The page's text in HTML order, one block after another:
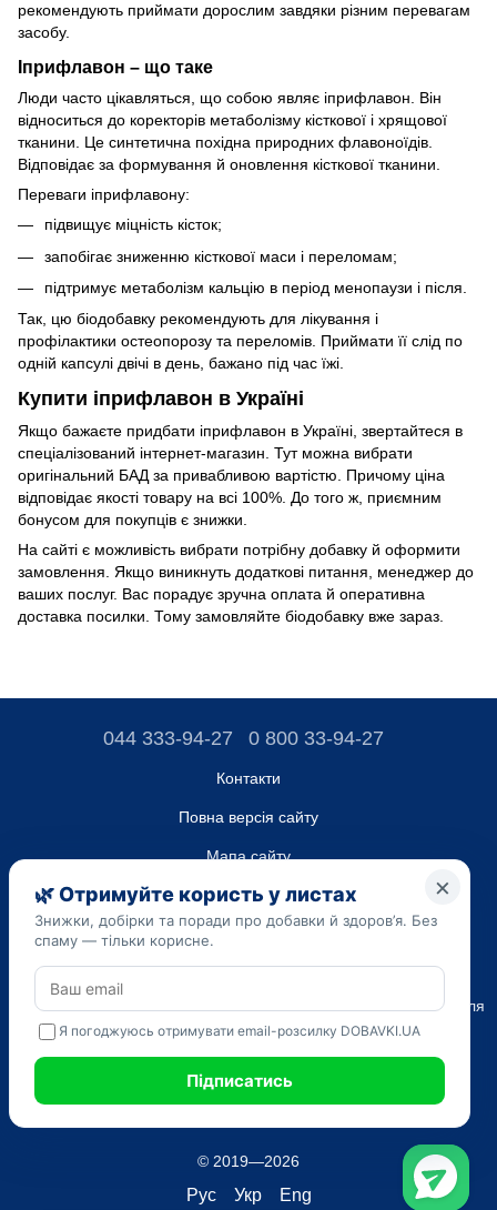
рекомендують приймати дорослим завдяки різним перевагам
засобу.
Іприфлавон – що таке
Люди часто цікавляться, що собою являє іприфлавон. Він
відноситься до коректорів метаболізму кісткової і хрящової
тканини. Це синтетична похідна природних флавоноїдів.
Відповідає за формування й оновлення кісткової тканини.
Переваги іприфлавону:
підвищує міцність кісток;
запобігає зниженню кісткової маси і переломам;
підтримує метаболізм кальцію в період менопаузи і після.
Так, цю біодобавку рекомендують для лікування і
профілактики остеопорозу та переломів. Приймати її слід по
одній капсулі двічі в день, бажано під час їжі.
Купити іприфлавон в Україні
Якщо бажаєте придбати іприфлавон в Україні, звертайтеся в
спеціалізований інтернет-магазин. Тут можна вибрати
оригінальний БАД за привабливою вартістю. Причому ціна
відповідає якості товару на всі 100%. До того ж, приємним
бонусом для покупців є знижки.
На сайті є можливість вибрати потрібну добавку й оформити
замовлення. Якщо виникнуть додаткові питання, менеджер до
ваших послуг. Вас порадує зручна оплата й оперативна
доставка посилки. Тому замовляйте біодобавку вже зараз.
044 333-94-27 0 800 33-94-27
Контакти
Повна версія сайту
Мапа сайту
ТОВ “ДО ЮА”,
Код ЄДРПОУ 45223262
Дата реєстрації 14.09.2023
Наведена на сайті dobavki.ua інформація носить виключно
Ознайомчий характер. Не використовуйте нашу інформацію для
діагностики та лікування. Тільки ваш Лікуючий лікар може
САМОЛІКУВАННЯ МОЖЕ БУТИ ШКІДЛИВИМ ДЛЯ ВАШОГО
© 2019—2026
Рус Укр Eng